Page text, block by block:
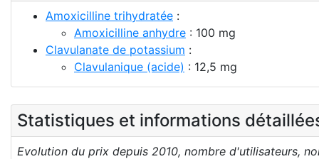
Amoxicilline trihydratée :
Amoxicilline anhydre : 100 mg
Clavulanate de potassium :
Clavulanique (acide) : 12,5 mg
Statistiques et informations
Evolution du prix depuis 2010, nombre d'utilisateurs,